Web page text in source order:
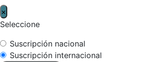
×
Seleccione
Suscripción nacional
Suscripción internacional